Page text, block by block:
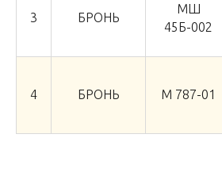
3 БРОНЬ
МШ
45Б-002
4 БРОНЬ М 787-01